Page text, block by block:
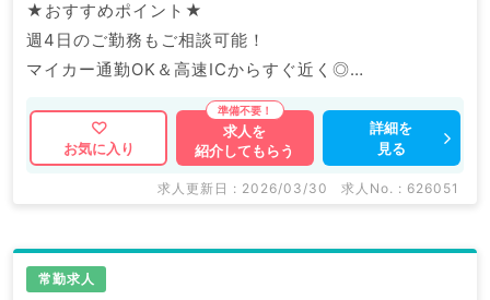
★おすすめポイント★
週4日のご勤務もご相談可能！
マイカー通勤OK＆高速ICからすぐ近く◎
お車でのご通勤が便利な病院です。
マイナビDOCTORでは病院やクリニックなどの医療機
関求人はもちろんのこと、
求人内容の詳細等はお気軽にお問合せ下さい。
お気に入り
求人を
紹介してもらう
詳細を
見る
求人更新日 : 2026/03/30 求人No. : 626051
常勤求人